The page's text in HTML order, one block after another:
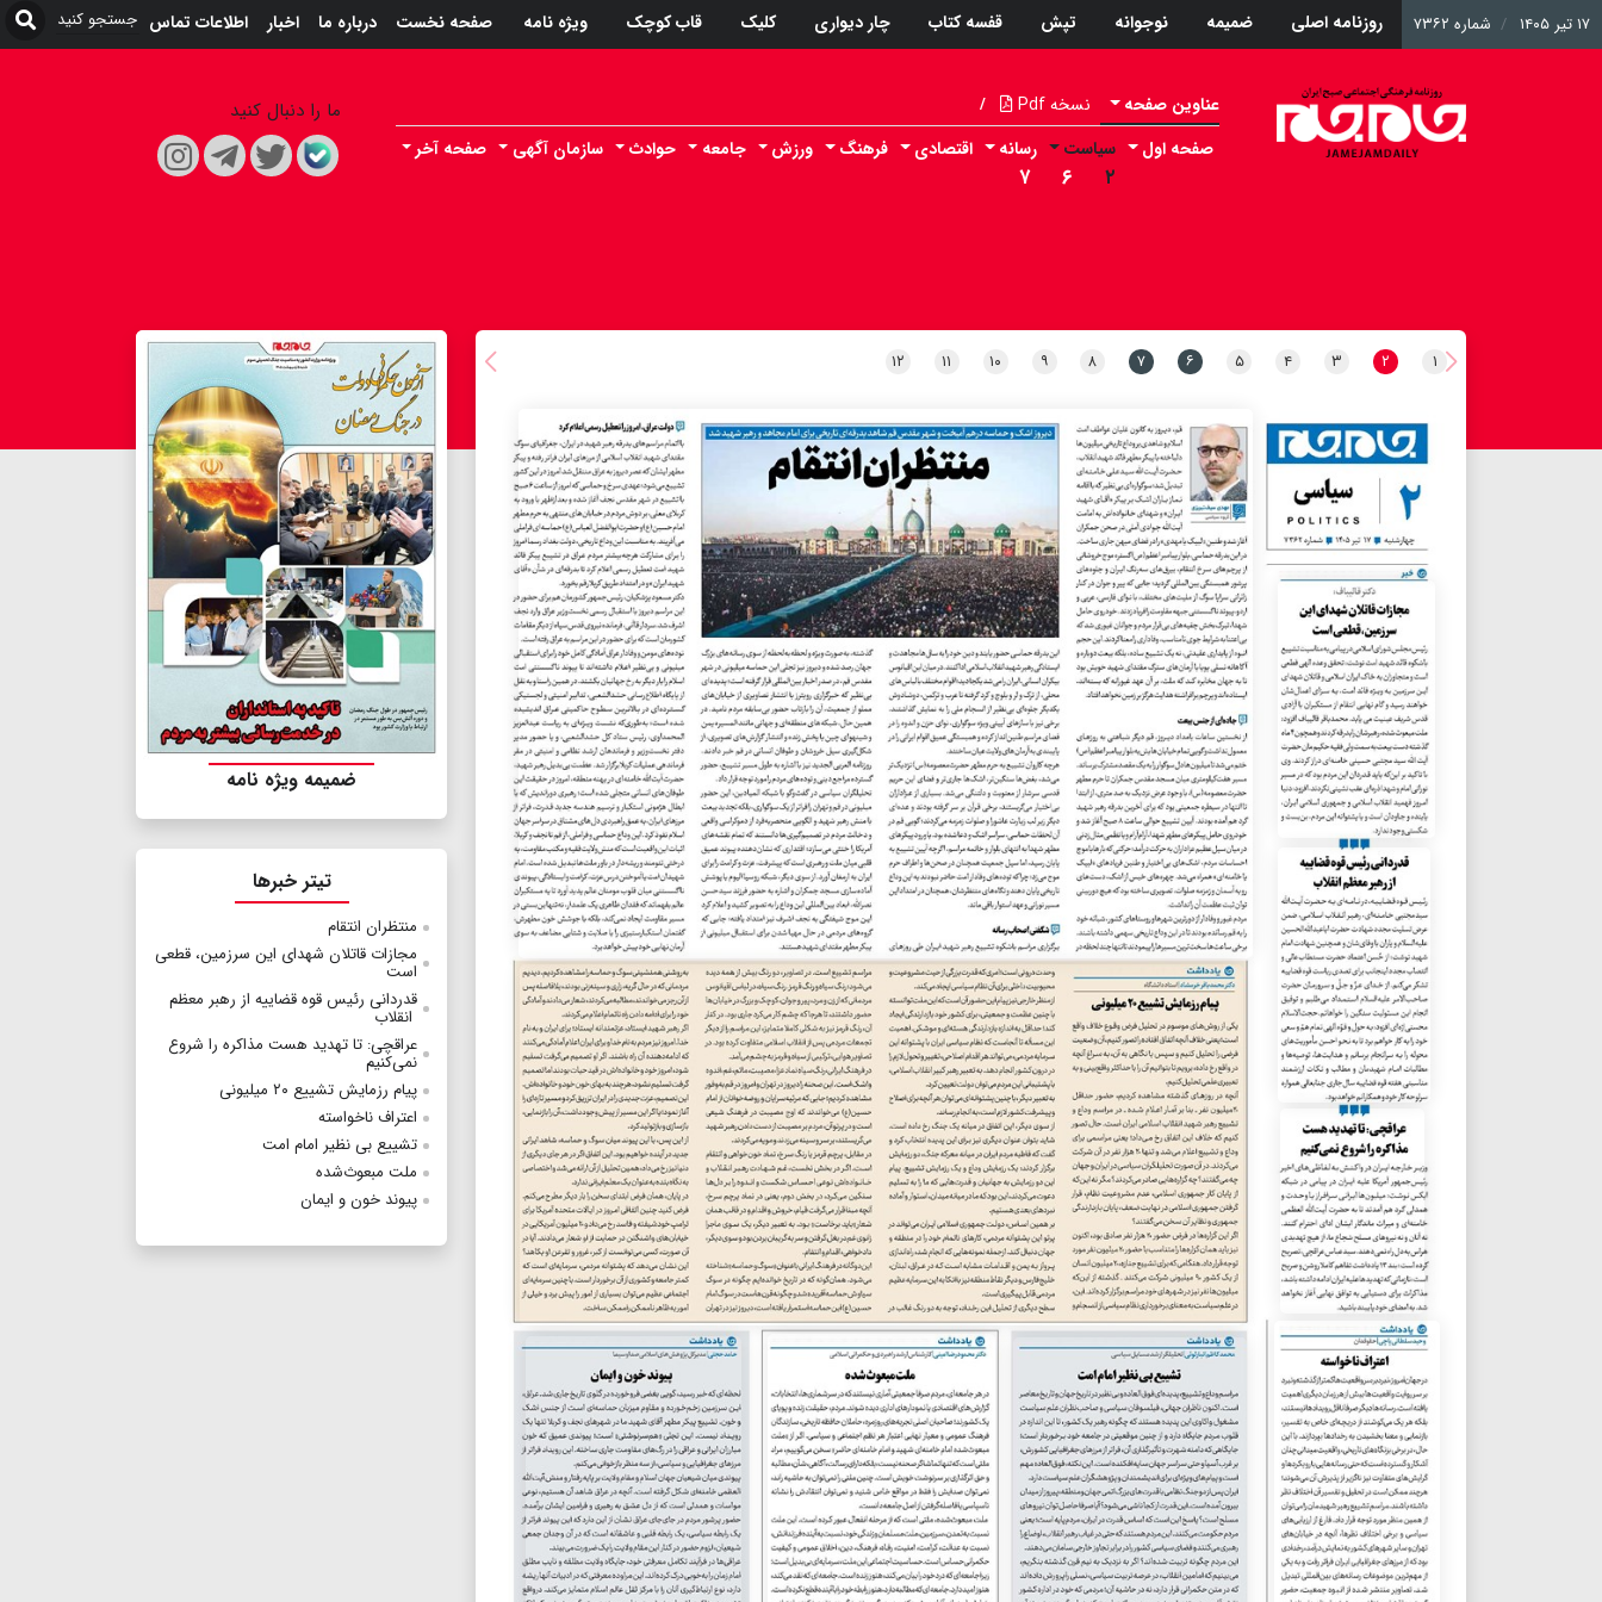
۱۷ تیر ۱۴۰۵ شماره ۷۳۶۲ روزنامه اصلی ضمیمه نوجوانه تپش قفسه کتاب چار دیواری کلیک قاب کوچک ویژه نامه صفحه نخست درباره ما اخبار اطلاعات تماس
عناوین صفحه نسخه Pdf /
صفحه اول سیاست
۲ ۶ ۷
رسانه اقتصادی فرهنگ ورزش جامعه حوادث سازمان آگهی صفحه آخر
ما را دنبال کنید
۱ ۲ ۳ ۴ ۵ ۶ ۷ ۸ ۹ ۱۰ ۱۱ ۱۲
ضمیمه ویژه نامه
تیتر خبرها
منتظران انتقام
مجازات قاتلان شهدای این سرزمین، قطعی
است
قدردانی رئیس قوه قضاییه از رهبر معظم
انقلاب
عراقچی: تا تهدید هست مذاکره را شروع
نمی‌کنیم
پیام رزمایش تشییع ۲۰ میلیونی
اعتراف ناخواسته
تشییع بی نظیر امام امت
ملت مبعوث‌شده
پیوند خون و ایمان